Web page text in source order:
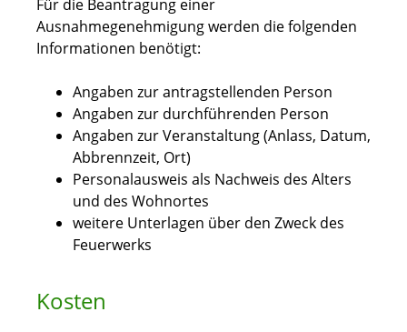
Für die Beantragung einer
Ausnahmegenehmigung werden die folgenden
Informationen benötigt:
Angaben zur antragstellenden Person
Angaben zur durchführenden Person
Angaben zur Veranstaltung (Anlass, Datum,
Abbrennzeit, Ort)
Personalausweis als Nachweis des Alters
und des Wohnortes
weitere Unterlagen über den Zweck des
Feuerwerks
Kosten